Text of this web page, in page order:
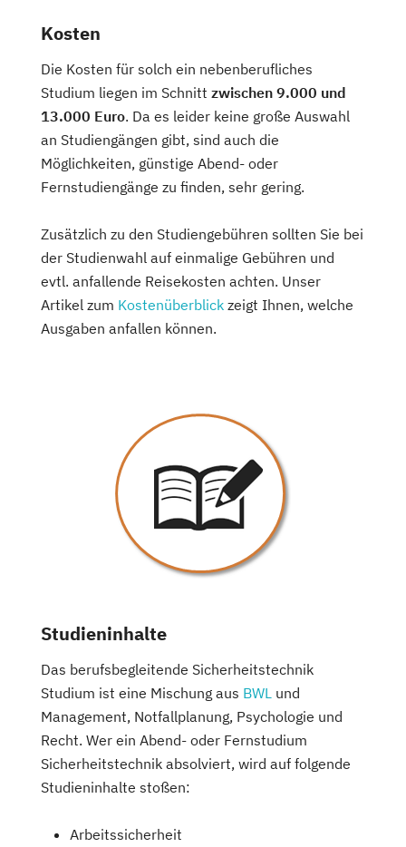
Kosten
Die Kosten für solch ein nebenberufliches
Studium liegen im Schnitt zwischen 9.000 und
13.000 Euro. Da es leider keine große Auswahl
an Studiengängen gibt, sind auch die
Möglichkeiten, günstige Abend- oder
Fernstudiengänge zu finden, sehr gering.
Zusätzlich zu den Studiengebühren sollten Sie bei
der Studienwahl auf einmalige Gebühren und
evtl. anfallende Reisekosten achten. Unser
Artikel zum Kostenüberblick zeigt Ihnen, welche
Ausgaben anfallen können.
Studieninhalte
Das berufsbegleitende Sicherheitstechnik
Studium ist eine Mischung aus BWL und
Management, Notfallplanung, Psychologie und
Recht. Wer ein Abend- oder Fernstudium
Sicherheitstechnik absolviert, wird auf folgende
Studieninhalte stoßen:
Arbeitssicherheit